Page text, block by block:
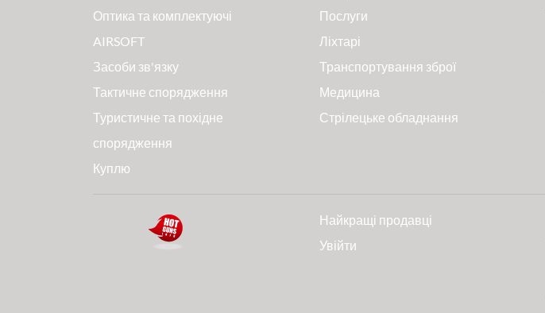
Оптика та комплектуючі Послуги
AIRSOFT
Ліхтарі
Засоби зв'язку
Транспортування зброї
Тактичне спорядження
Медицина
Туристичне та похідне
спорядження
Стрілецьке обладнання
Куплю
Найкращі продавці
Увійти